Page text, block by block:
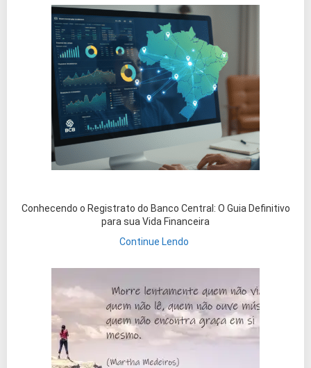
Conhecendo o Registrato do Banco Central: O Guia Definitivo
para sua Vida Financeira
Continue Lendo